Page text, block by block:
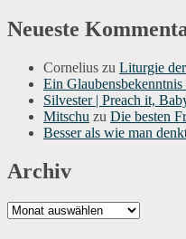
Neueste
Cornelius zu Liturgie
Ein
Silvester | Preach it,
Mitschu zu Die besten
Besser als wie man
Archiv
Archiv